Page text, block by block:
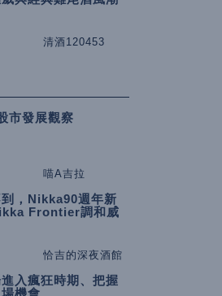
清酒120453
市發展觀察
喵A吉拉
，Nikka90週年新
Frontier調和威
恰吉的深夜酒館
入瘋狂時期、把握
機會